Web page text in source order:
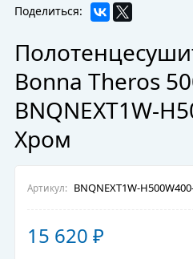
Поделиться:
Bonna Theros
BNQNEXT1W-
Хром
Артикул: BNQNEXT1W-
15 620 ₽